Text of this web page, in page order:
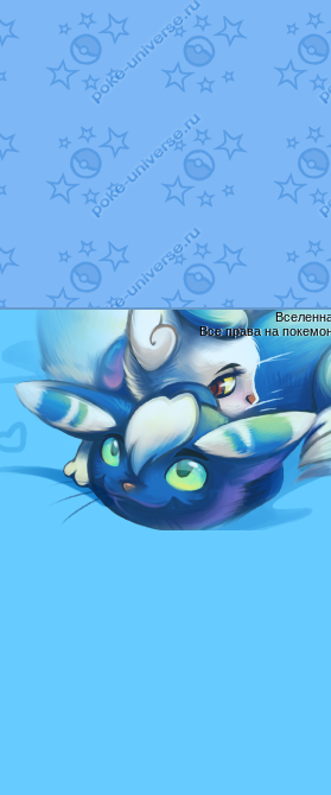
Все права на